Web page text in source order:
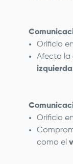
Orificio
Afecta la
izquierda
Orificio
como el